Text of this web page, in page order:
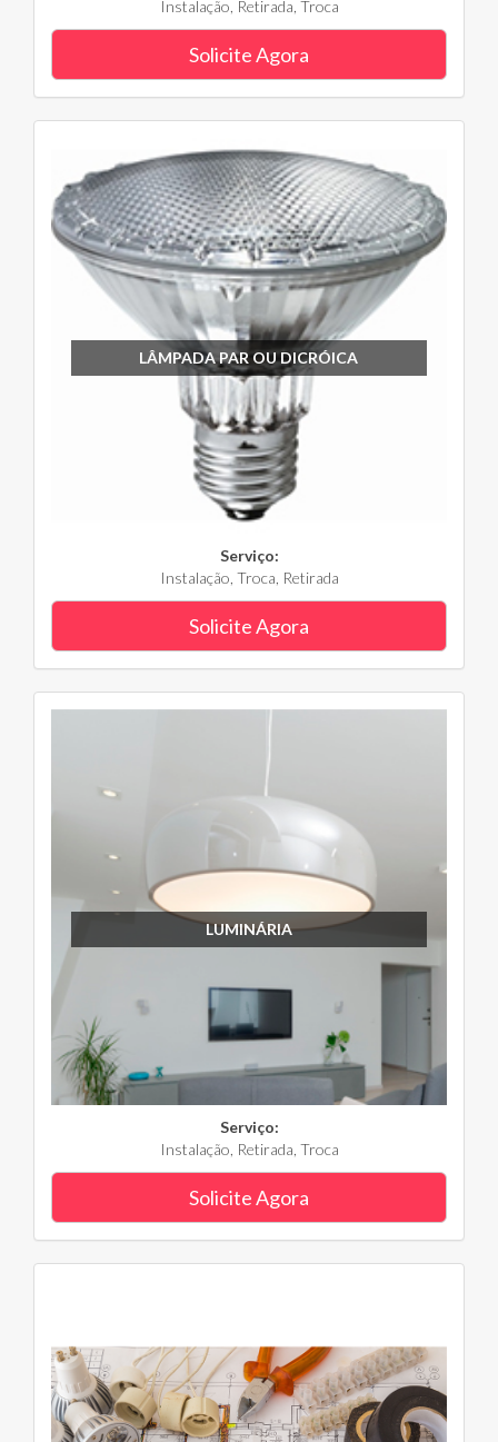
Instalação, Retirada, Troca
Solicite Agora
LÂMPADA PAR OU DICRÓICA
Serviço:
Instalação, Troca, Retirada
Solicite Agora
LUMINÁRIA
Serviço:
Instalação, Retirada, Troca
Solicite Agora